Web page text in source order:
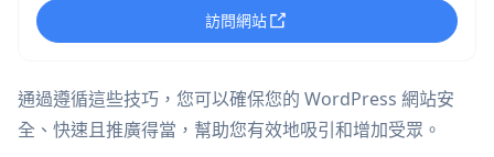
訪問網站
通過遵循這些技巧，您可以確保您的 WordPress 網站安
全、快速且推廣得當，幫助您有效地吸引和增加受眾。